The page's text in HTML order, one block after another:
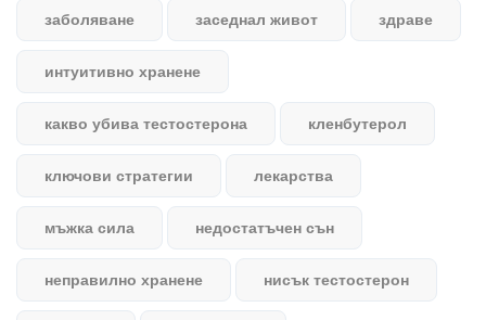
заболяване заседнал живот здраве
интуитивно хранене
какво убива тестостерона кленбутерол
ключови стратегии лекарства
мъжка сила недостатъчен сън
неправилно хранене нисък тестостерон